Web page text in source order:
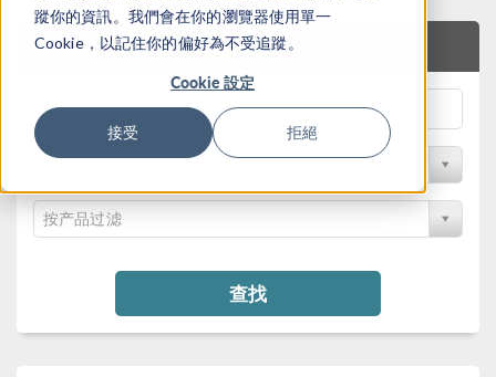
蹤你的資訊。我們會在你的瀏覽器使用單一
Cookie，以記住你的偏好為不受追蹤。
Cookie 設定
接受 拒絕
快速搜索
按学科过滤
按产品过滤
查找